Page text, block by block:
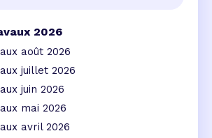
2026
août 2026
juillet 2026
juin 2026
mai 2026
avril 2026